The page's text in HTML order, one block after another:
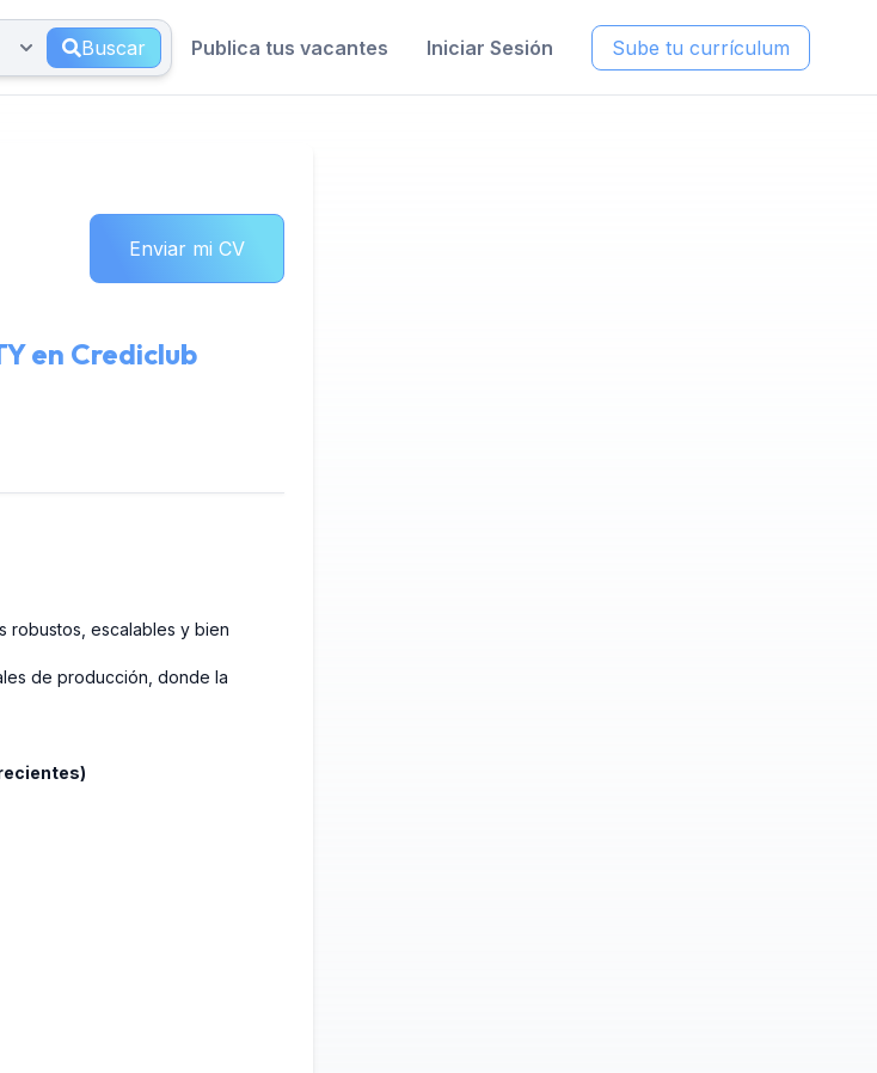
Buscar Publica tus vacantes Iniciar Sesión Sube tu currículum
Enviar mi CV
en Crediclub
robustos, escalables y bien
de producción, donde la